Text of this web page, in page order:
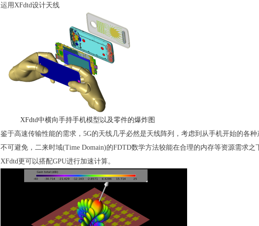
运用XFdtd设计天线
XFdtd中横向手持手机模型以及零件的爆炸图
鉴于高速传输性能的需求，5G的天线几乎必然是天线阵列，考虑到从手机开始的各
不可避免，二来时域(Time Domain)的FDTD数学方法较能在合理的内存等资源需求
XFdtd更可以搭配GPU进行加速计算。